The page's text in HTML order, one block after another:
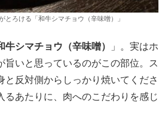
とろける「和牛シマチョウ（辛味噌）」
牛シマチョウ（辛味噌）
」。実はホ
旨いと思っているのがこの部位。ス
と反対側からしっかり焼いてくださ
るあたりに、肉へのこだわりを感じ